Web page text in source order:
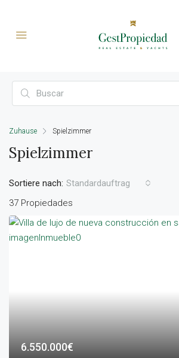
Zuhause Spielzimmer
Spielzimmer
37 Propiedades
Sortiere nach: Standardauftrag
6.550.000€